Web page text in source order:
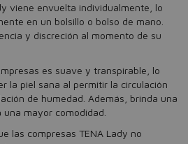
viene envuelta individualmente, lo
en un bolsillo o bolso de mano.
y discreción al momento de su
es suave y transpirable, lo
la piel sana al permitir la circulación
de humedad. Además, brinda una
mayor comodidad.
las compresas TENA Lady no